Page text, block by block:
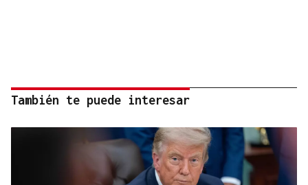
También te puede interesar